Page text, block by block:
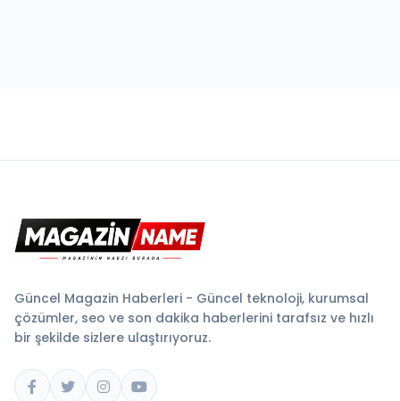
Güncel Magazin Haberleri - Güncel teknoloji, kurumsal
çözümler, seo ve son dakika haberlerini tarafsız ve hızlı
bir şekilde sizlere ulaştırıyoruz.